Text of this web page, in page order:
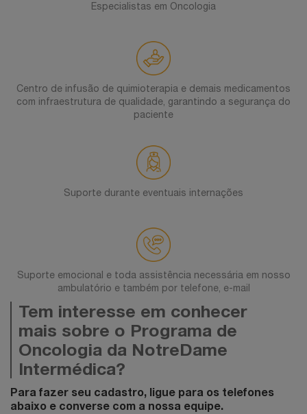
Especialistas em Oncologia
Centro de infusão de quimioterapia e demais medicamentos
com infraestrutura de qualidade, garantindo a segurança do
paciente
Suporte durante eventuais internações
Suporte emocional e toda assistência necessária em nosso
ambulatório e também por telefone, e-mail
Tem interesse em conhecer
mais sobre o Programa de
Oncologia da NotreDame
Intermédica?
Para fazer seu cadastro, ligue para os telefones
abaixo e converse com a nossa equipe.